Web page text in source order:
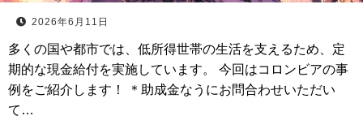
2026年6月11日
多くの国や都市では、低所得世帯の生活を支えるため、定
期的な現金給付を実施しています。 今回はコロンビアの事
例をご紹介します！ ＊助成金なうにお問合わせいただい
て…